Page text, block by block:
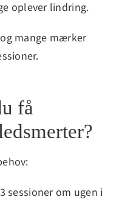
oplever lindring.
mange mærker
få
sessioner om ugen i